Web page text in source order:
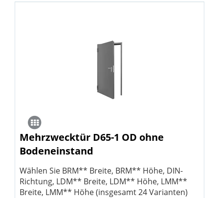
Mehrzwecktür D65-1 OD ohne
Bodeneinstand
Wählen Sie BRM** Breite, BRM** Höhe, DIN-
Richtung, LDM** Breite, LDM** Höhe, LMM**
Breite, LMM** Höhe (insgesamt 24 Varianten)